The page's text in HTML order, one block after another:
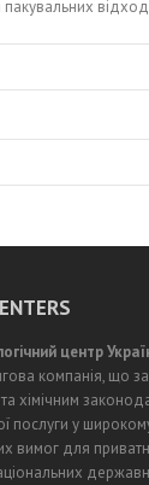
пакувальних
центр
компанія, що
хімічним
послуги у
вимог для